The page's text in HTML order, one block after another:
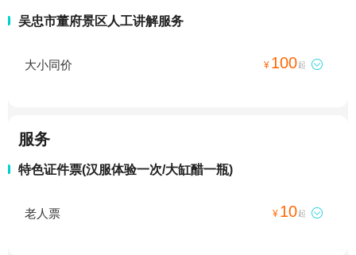
吴忠市董府景区人工讲解服务
大小同价 ¥ 100起 
服务
特色证件票(汉服体验一次/大缸醋一瓶)
老人票 ¥ 10起 